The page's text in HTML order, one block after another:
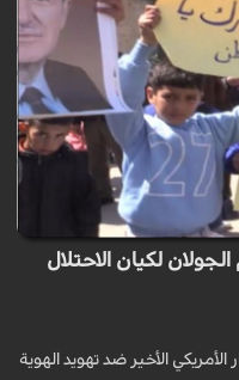
لكيان الاحتلال
الأمريكي الأخير ضد تهويد الهوية